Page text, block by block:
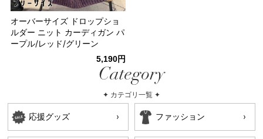
オーバーサイズ ドロップショ
ルダー ニット カーディガン パ
ープル/レッド/グリーン
5,190円
Category
✦ カテゴリ一覧 ✦
応援グッズ ファッション